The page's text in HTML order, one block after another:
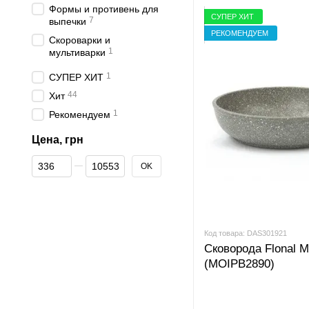
СУПЕР ХИТ
РЕКОМЕНДУЕМ
Код товара: DAS301921
Сковорода Flonal
(MOIPB2890)
Формы и противень для
выпечки 7
Скороварки и
мультиварки 1
СУПЕР ХИТ 1
Хит 44
Рекомендуем 1
Цена, грн
От Цена, грн
До Цена, грн OK